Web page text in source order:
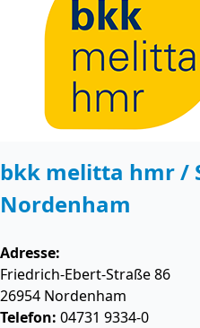
bkk melitta hmr /
Nordenham
Adresse:
Friedrich-Ebert-Straße 86
26954 Nordenham
Telefon: 04731 9334-0